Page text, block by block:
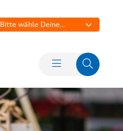
Bitte wähle Deine